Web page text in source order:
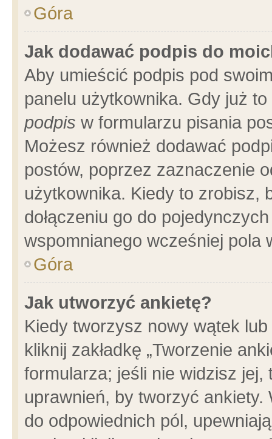
Góra
Jak dodawać podpis do
Aby umieścić podpis pod
panelu użytkownika. Gdy już
podpis w formularzu pisania
Możesz również dodawać
postów, poprzez zaznaczenie
użytkownika. Kiedy to zrobisz,
dołączeniu go do
wspomnianego wcześniej pola
Góra
Jak utworzyć ankietę?
Kiedy tworzysz nowy wątek
kliknij zakładkę „Tworzenie
formularza; jeśli nie widzisz
uprawnień, by tworzyć ankiety.
do odpowiednich pól,